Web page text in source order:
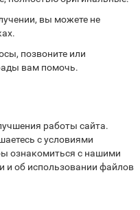
вы можете не
позвоните или
вам помочь.
работы сайта.
с условиями
ознакомиться с нашими
и об использовании файлов